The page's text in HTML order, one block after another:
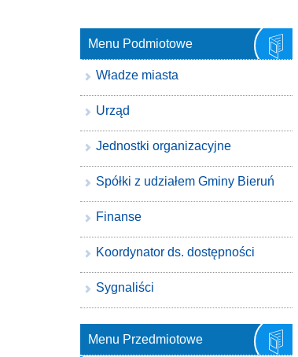
Menu Podmiotowe
Władze miasta
Urząd
Jednostki organizacyjne
Spółki z udziałem Gminy Bieruń
Finanse
Koordynator ds. dostępności
Sygnaliści
Menu Przedmiotowe